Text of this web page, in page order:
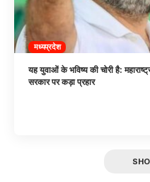
मध्यप्रदेश
यह युवाओं के भविष्य की चोरी है:
सरकार पर कड़ा प्रहार